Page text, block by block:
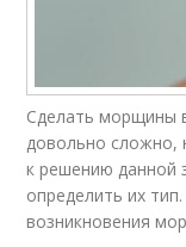
Сделать морщины
довольно сложно,
к решению данной
определить их
возникновения